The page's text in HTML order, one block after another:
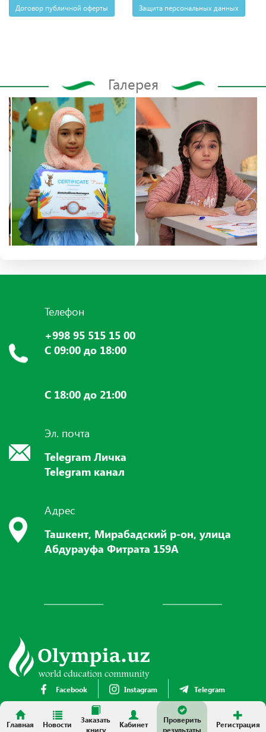
Договор публичной оферты Защита персональных данных
Галерея
Телефон
+998 95 515 15 00
С 09:00 до 18:00
С 18:00 до 21:00
Эл. почта
Telegram Личка
Telegram канал
Адрес
Ташкент, Мирабадский р-он, улица
Абдурауфа Фитрата 159А
Facebook Instagram Telegram
Главная Новости
Заказать
книгу
Кабинет
Проверить
результаты
Регистрация